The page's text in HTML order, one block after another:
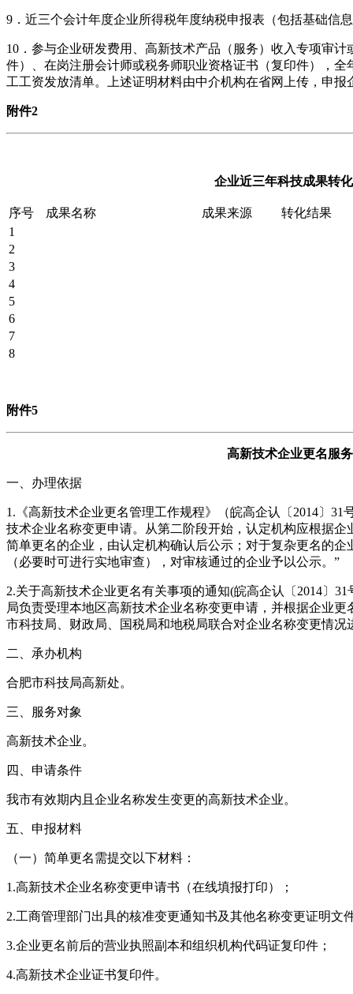
9．近三个会计年度企业所得税年度纳税申报表（包括基础信
10．参与企业研发费用、高新技术产品（服务）收入专项审
件）、在岗注册会计师或税务师职业资格证书（复印件），
工工资发放清单。上述证明材料由中介机构在省网上传，申
附件2
企业近三年科技成果转
序号 成果名称 成果来源
转化结果
1
2
3
4
5
6
7
8
附件5
高新技术企业更名服
一、办理依据
1.《高新技术企业更名管理工作规程》（皖高企认〔2014〕
技术企业名称变更申请。从第二阶段开始，认定机构应根据
简单更名的企业，由认定机构确认后公示；对于复杂更名的
（必要时可进行实地审查），对审核通过的企业予以公示。”
2.关于高新技术企业更名有关事项的通知(皖高企认〔2014〕
局负责受理本地区高新技术企业名称变更申请，并根据企业
市科技局、财政局、国税局和地税局联合对企业名称变更情
二、承办机构
合肥市科技局高新处。
三、服务对象
高新技术企业。
四、申请条件
我市有效期内且企业名称发生变更的高新技术企业。
五、申报材料
（一）简单更名需提交以下材料：
1.高新技术企业名称变更申请书（在线填报打印）；
2.工商管理部门出具的核准变更通知书及其他名称变更证明文
3.企业更名前后的营业执照副本和组织机构代码证复印件；
4.高新技术企业证书复印件。